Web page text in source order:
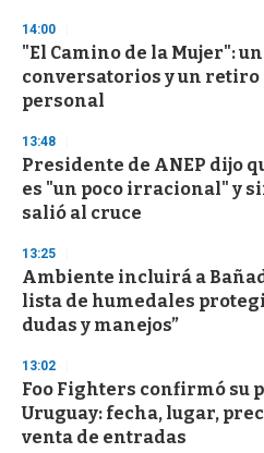
14:00
"El Camino de la Mujer":
conversatorios y un
personal
13:48
Presidente de ANEP dijo
es "un poco irracional" y
salió al cruce
13:25
Ambiente incluirá a
lista de humedales
dudas y manejos”
13:02
Foo Fighters confirmó su
Uruguay: fecha, lugar,
venta de entradas